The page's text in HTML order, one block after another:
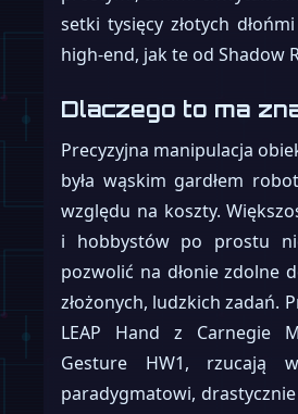
setki tysięcy złotych
high-end, jak te od Shadow
Dlaczego to ma
Precyzyjna manipulacja
była wąskim gardłem
względu na koszty.
i hobbystów po prostu
pozwolić na dłonie zdolne
złożonych, ludzkich zadań.
LEAP Hand z Carnegie
Gesture HW1, rzucają
paradygmatowi,